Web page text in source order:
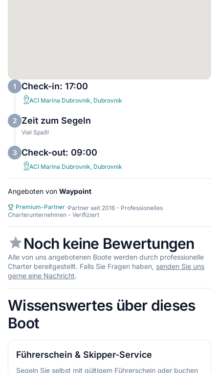
1 Check-in: 17:00
ACI Marina Dubrovnik, Dubrovnik
2 Zeit zum Segeln
Viel Spaß!
3 Check-out: 09:00
ACI Marina Dubrovnik, Dubrovnik
Angeboten von Waypoint
Premium-Partner ·Partner seit 2016 - Professionelles
Charterunternehmen - Verifiziert
Noch keine Bewertungen
Alle von uns angebotenen Boote werden durch professionelle
Charter bereitgestellt. Falls Sie Fragen haben, senden Sie uns
gerne eine Nachricht.
Wissenswertes über dieses
Boot
Führerschein & Skipper-Service
Segeln Sie selbst mit gültigem Führerschein oder buchen